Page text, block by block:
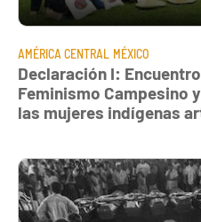
AMÉRICA CENTRAL MÉXICO
Declaración I:
Feminismo Campesino
las mujeres indígenas